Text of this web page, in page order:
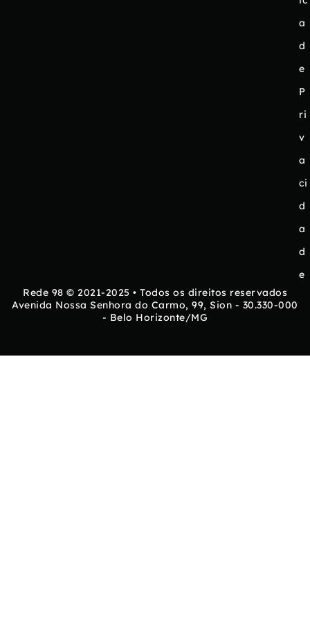
a
d
e
P
ri
v
a
ci
d
a
d
e
Rede 98 © 2021-2025 • Todos os direitos reservados
Avenida Nossa Senhora do Carmo, 99, Sion - 30.330-000
- Belo Horizonte/MG